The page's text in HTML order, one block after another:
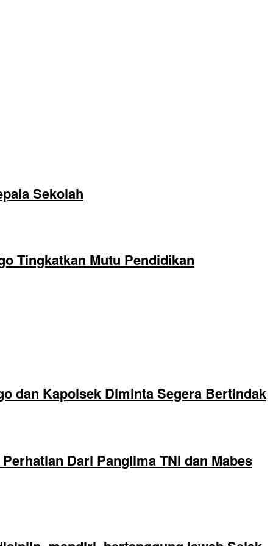
Sekolah
Tingkatkan Mutu Pendidikan
dan Kapolsek Diminta Segera Bertindak
Dari Panglima TNI dan Mabes